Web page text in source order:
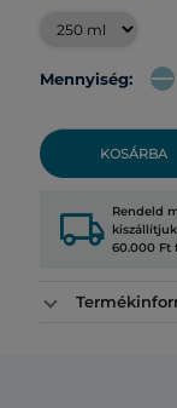
Mennyiség:
KOSÁRBA
local_shipping Rendeld
60.000 Ft